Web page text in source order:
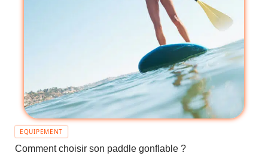
EQUIPEMENT
Comment choisir son paddle gonflable ?